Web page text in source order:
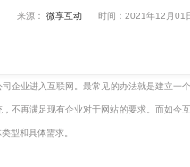
来源： 微享互动时间：2021年12月01
业进入互联网。最常见的办法就是建立一
不再满足现有企业对于网站的要求。而如今
型和具体需求。